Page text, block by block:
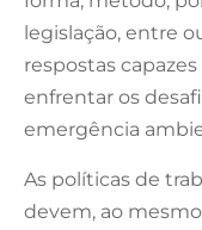
legislação, entre
respostas
enfrentar os
emergência
As políticas de
devem, ao